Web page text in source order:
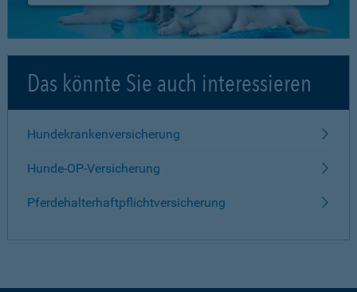
Das könnte Sie auch interessieren
Hundekrankenversicherung
Hunde-OP-Versicherung
Pferdehalterhaftpflichtversicherung